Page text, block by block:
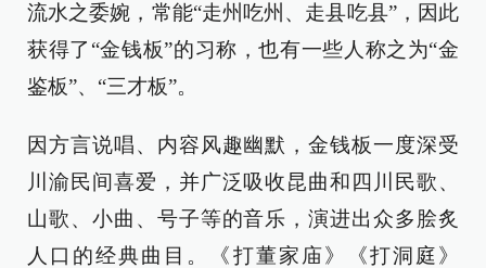
流水之委婉，常能“走州吃州、走县吃县”，因此
获得了“金钱板”的习称，也有一些人称之为“金
鉴板”、“三才板”。
因方言说唱、内容风趣幽默，金钱板一度深受
川渝民间喜爱，并广泛吸收昆曲和四川民歌、
山歌、小曲、号子等的音乐，演进出众多脍炙
人口的经典曲目。《打董家庙》《打洞庭》